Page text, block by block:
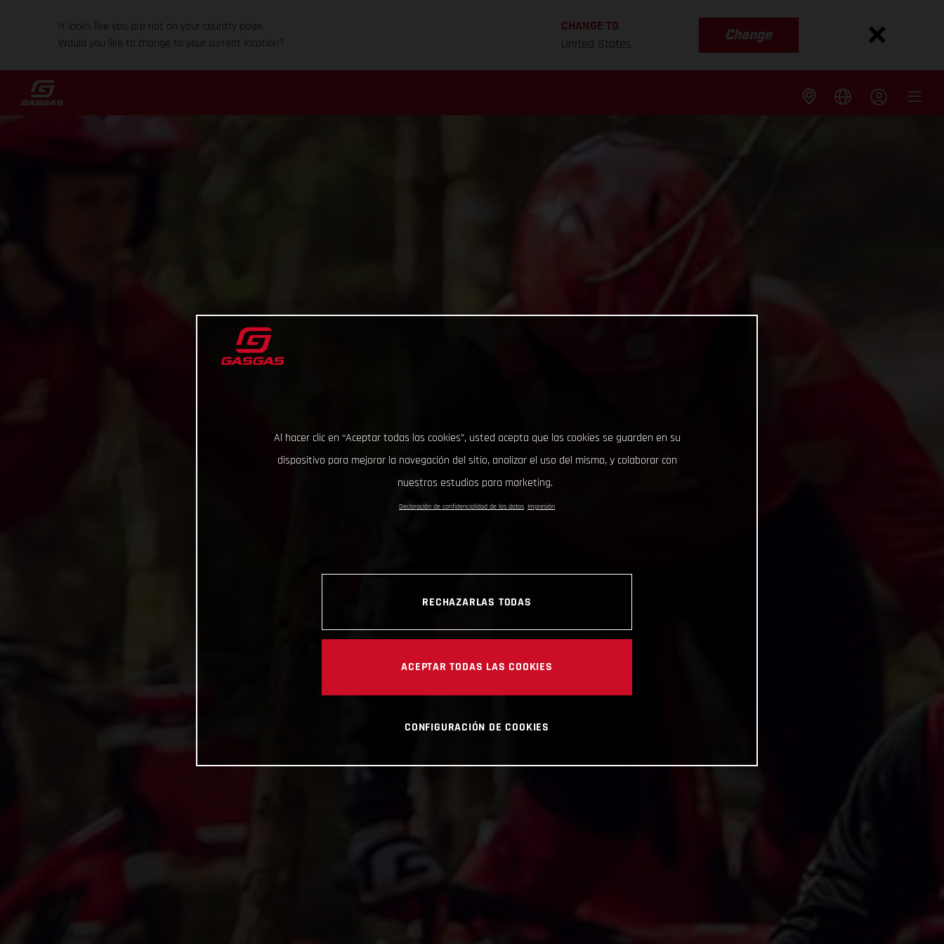
It looks like you are not on your country page.
Would you like to change to your current location?
CHANGE TO
United States
Change
Al hacer clic en “Aceptar todas las cookies”, usted acepta que las cookies se guarden en su
dispositivo para mejorar la navegación del sitio, analizar el uso del mismo, y colaborar con
nuestros estudios para marketing.
Declaración de confidencialidad de los datos Impresión
RECHAZARLAS TODAS
ACEPTAR TODAS LAS COOKIES
CONFIGURACIÓN DE COOKIES